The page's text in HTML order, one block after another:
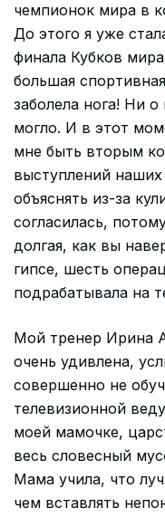
чемпионок мира в
До этого я уже
финала Кубков
большая
заболела нога! Ни
могло. И в этот
мне быть вторым
выступлений
объяснять из-за
согласилась,
долгая, как вы
гипсе, шесть
подрабатывала на
Мой тренер Ирина
очень удивлена,
совершенно не
телевизионной
моей мамочке,
весь словесный
Мама учила, что
чем вставлять